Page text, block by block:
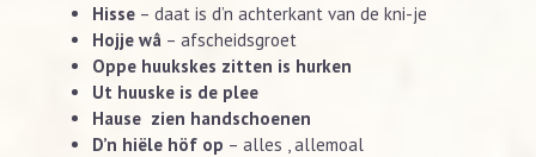
Hisse – daat is d’n achterkant van de kni-je
Hojje wâ – afscheidsgroet
Oppe huukskes zitten is hurken
Ut huuske is de plee
Hause zien handschoenen
D’n hiële höf op – alles , allemoal